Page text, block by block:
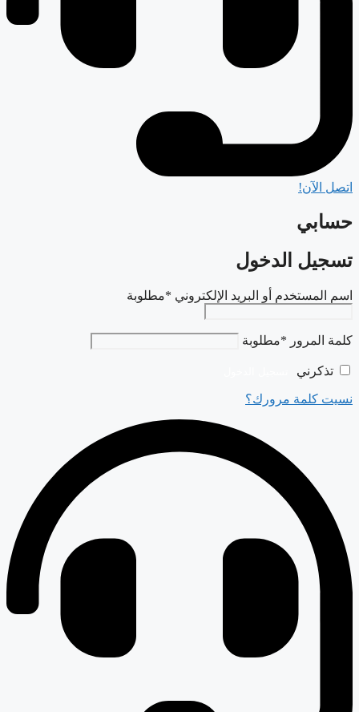
اتصل الآن!
حسابي
تسجيل الدخول
اسم المستخدم أو البريد الإلكتروني *مطلوبة
كلمة المرور *مطلوبة
تذكرني
نسيت كلمة مرورك؟